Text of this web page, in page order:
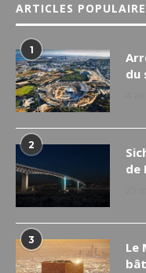
ARTICLES
1
du
2
de
3
Le